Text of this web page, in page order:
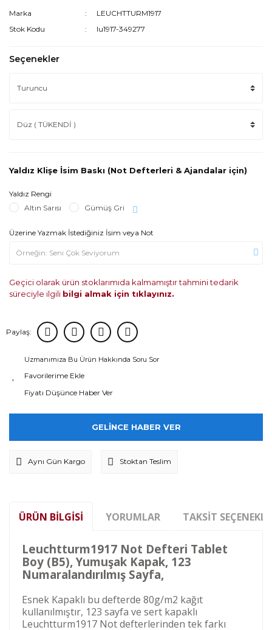
Marka
LEUCHTTURM1917
Stok Kodu
lu1917-349277
Seçenekler
Yaldız Klişe İsim Baskı (Not Defterleri & Ajandalar için)
Yaldız Rengi
Altın Sarısı
Gümüş Gri
Üzerine Yazmak İstediğiniz İsim veya Not
Geçici olarak ürün stoklarımıda kalmamıştır tahmini tedarik
süreciyle ilgili bilgi almak için tıklayınız.
Paylaş:
Uzmanımıza Bu Ürün Hakkında Soru Sor
Fiyatı Düşünce Haber Ver
GELİNCE HABER VER
Aynı Gün Kargo Stoktan Teslim
ÜRÜN BILGISI YORUMLAR TAKSIT
Leuchtturm1917 Not Defteri Tablet
Boy (B5), Yumuşak Kapak, 123
Numaralandırılmış Sayfa,
Esnek Kapaklı bu defterde 80g/m2 kağıt
kullanılmıştır, 123 sayfa ve sert kapaklı
Leuchtturm1917 Not defterlerinden tek farkı